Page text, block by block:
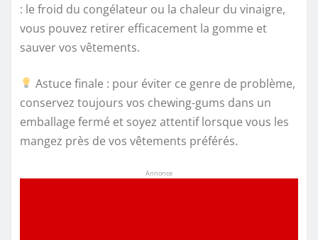
: le froid du congélateur ou la chaleur du vinaigre,
vous pouvez retirer efficacement la gomme et
sauver vos vêtements.
Astuce finale : pour éviter ce genre de problème,
conservez toujours vos chewing-gums dans un
emballage fermé et soyez attentif lorsque vous les
mangez près de vos vêtements préférés.
Annonce